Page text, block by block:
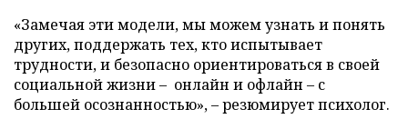
«Замечая эти модели, мы можем узнать и понять
других, поддержать тех, кто испытывает
трудности, и безопасно ориентироваться в своей
социальной жизни – онлайн и офлайн – с
большей осознанностью», – резюмирует психолог.